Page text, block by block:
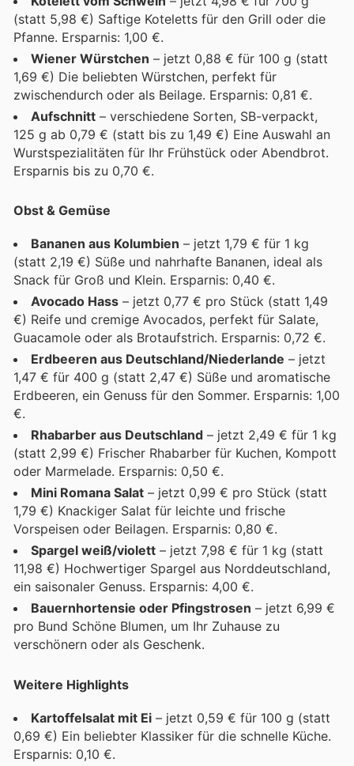
(statt 5,98 €) Saftige Koteletts für den Grill oder die
Pfanne. Ersparnis: 1,00 €.
Wiener Würstchen – jetzt 0,88 € für 100 g (statt
1,69 €) Die beliebten Würstchen, perfekt für
zwischendurch oder als Beilage. Ersparnis: 0,81 €.
Aufschnitt – verschiedene Sorten, SB-verpackt,
125 g ab 0,79 € (statt bis zu 1,49 €) Eine Auswahl an
Wurstspezialitäten für Ihr Frühstück oder Abendbrot.
Ersparnis bis zu 0,70 €.
Obst & Gemüse
Bananen aus Kolumbien – jetzt 1,79 € für 1 kg
(statt 2,19 €) Süße und nahrhafte Bananen, ideal als
Snack für Groß und Klein. Ersparnis: 0,40 €.
Avocado Hass – jetzt 0,77 € pro Stück (statt 1,49
€) Reife und cremige Avocados, perfekt für Salate,
Guacamole oder als Brotaufstrich. Ersparnis: 0,72 €.
Erdbeeren aus Deutschland/Niederlande – jetzt
1,47 € für 400 g (statt 2,47 €) Süße und aromatische
Erdbeeren, ein Genuss für den Sommer. Ersparnis: 1,00
€.
Rhabarber aus Deutschland – jetzt 2,49 € für 1 kg
(statt 2,99 €) Frischer Rhabarber für Kuchen, Kompott
oder Marmelade. Ersparnis: 0,50 €.
Mini Romana Salat – jetzt 0,99 € pro Stück (statt
1,79 €) Knackiger Salat für leichte und frische
Vorspeisen oder Beilagen. Ersparnis: 0,80 €.
Spargel weiß/violett – jetzt 7,98 € für 1 kg (statt
11,98 €) Hochwertiger Spargel aus Norddeutschland,
ein saisonaler Genuss. Ersparnis: 4,00 €.
Bauernhortensie oder Pfingstrosen – jetzt 6,99 €
pro Bund Schöne Blumen, um Ihr Zuhause zu
verschönern oder als Geschenk.
Weitere Highlights
Kartoffelsalat mit Ei – jetzt 0,59 € für 100 g (statt
0,69 €) Ein beliebter Klassiker für die schnelle Küche.
Ersparnis: 0,10 €.